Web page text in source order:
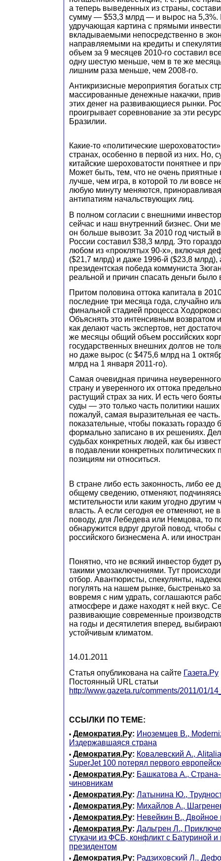
а теперь выведенных из страны,
сумму — $53,3 млрд — и вырос на 5,3%.
удручающая картина с прямыми
вкладываемыми непосредственно в
направляемыми на кредиты и
объем за 9 месяцев 2010-го составил
одну шестую меньше, чем в те же
лишним раза меньше, чем 2008-го.
Антикризисные мероприятия богатых
массированные денежные накачки,
этих денег на развивающиеся рынки.
проигрывает соревнование за эти
Бразилии.
Какие-то «политические
странах, особенно в первой из них. Но,
китайские шероховатости понятнее и
Может быть, тем, что не очень приятные
лучше, чем игра, в которой то ли вовсе
любую минуту меняются,
антипатиям начальствующих лиц.
В полном согласии с внешними
сейчас и наш внутренний бизнес. Они
он больше вывозит. За 2010 год чистый
России составил $38,3 млрд. Это
любом из «проклятых 90-х», включая
($21,7 млрд) и даже 1996-й ($23,8 млрд),
президентская победа коммуниста
реальной и причин спасать деньги было
Притом половина оттока капитала в
последние три месяца года, случайно
финальной стадией процесса
Объяснять это интенсивным возвратом
как делают часть экспертов, нет
же месяцы общий объем российских
государственных внешних долгов не
но даже вырос (с $475,6 млрд на 1
млрд на 1 января 2011-го).
Самая очевидная причина
страну и уверенного их оттока
растущий страх за них. И есть чего
суды — это только часть политики
пожалуй, самая выразительная ее
показательные, чтобы показать гораздо
формально записано в их решениях.
судьбах конкретных людей, как бы
в подавлении конкретных политических
позициям ни относиться.
В стране либо есть законность, либо ее
общему сведению, отменяют,
мстительности или каким угодно другим
власть. А если сегодня ее отменяют, не
поводу, для Лебедева или Немцова, то
обнаружится вдруг другой повод, чтобы
российского бизнесмена А. или
Понятно, что не всякий инвестор будет
такими умозаключениями. Тут
отбор. Авантюристы, спекулянты,
погулять на нашем рынке, быстренько
вовремя с ним удрать, соглашаются
атмосфере и даже находят к ней вкус.
развивающие современные
на годы и десятилетия вперед,
устойчивым климатом.
14.01.2011
Статья опубликована на сайте Газета.Ру
Постоянный URL статьи
http://www.gazeta.ru/comments/2011/01/
ССЫЛКИ ПО ТЕМЕ:
• Демократия.Ру: Иноземцев В.,
Издержавшаяся страна
• Демократия.Ру: Ковалевский А.,
SuperJet 100 потерял первого
• Демократия.Ру: Башкатова А.,
чиновникам
• Демократия.Ру: Латынина Ю.,
• Демократия.Ру: Михайлов А.,
• Демократия.Ру: Невейкин В., Двойное
• Демократия.Ру: Дальгрен Л.,
стукачи из ФСБ, конфликт с Батуриной и
президентом
• Демократия.Ру: Радзиховский Л.,